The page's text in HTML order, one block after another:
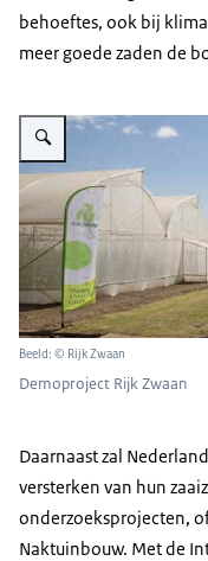
behoeftes, ook bij
meer goede zaden de
Vergroot afbeelding
Beeld: © Rijk Zwaan
Demoproject Rijk Zwaan
Daarnaast zal
versterken van hun
onderzoeksprojecten,
Naktuinbouw. Met de